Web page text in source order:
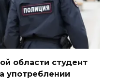
области студент
употреблении